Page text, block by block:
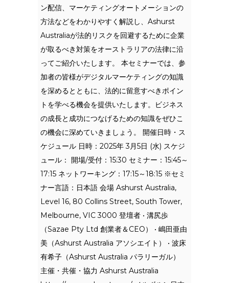
ン配信、マーケティングオートメーションの
方法などをわかりやすく解説し、Ashurst
Australiaが法的リスクを回避するために企業
が取るべき対策をオーストラリアの法律に沿
ってご紹介いたします。 本セミナーでは、参
加者の皆様がデジタルマーケティングの知識
を深めるとともに、法的に留意すべきポイン
トを学べる機会を提供いたします。ビジネス
の成長と成功につなげるための知識をぜひこ
の機会に深めていきましょう。 開催日時・ス
ケジュール 日時：2025年 3月5日 (水) スケジ
ュール： 開場/受付：15:30 セミナー：15:45～
17:15 ネットワーキング：17:15～18:15 ※セミ
ナー言語：日本語 会場 Ashurst Australia,
Level 16, 80 Collins Street, South Tower,
Melbourne, VIC 3000 登壇者 • 溝尻歩
（Sazae Pty Ltd 創業者＆CEO） • 嶋田亜由
美（Ashurst Australia アソシエイト） • 波床
有希子（Ashurst Australia パラリーガル）
主催・共催・協力 Ashurst Australia